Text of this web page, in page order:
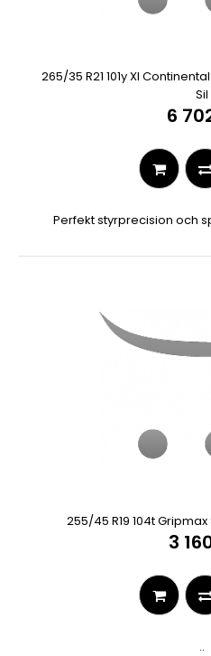
265/35 R21 101y Xl
Sil
6
Perfekt styrprecision och
255/45 R19 104t
3
..